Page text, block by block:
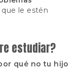
que le estén
estudiar?
qué no tu hijo